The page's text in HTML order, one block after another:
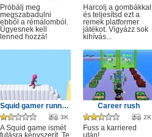
Próbálj meg
megszabadulni
ebből a rémálomból.
Ügyesnek kell
lenned hozzá!
Harcolj a gombákkal
és teljesítsd ezt a
remek platformer
játékot. Vigyázz sok
kihívás...
Squid gamer runner obstacle
3K
A Squid game ismét
futásra kényszerít. Te
Career rush
2K
Fuss a karriered
után!